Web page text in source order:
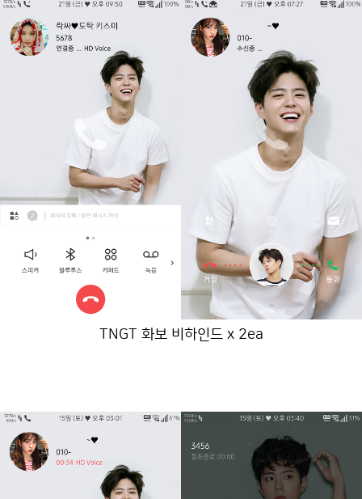
TNGT 화보 비하인드 x 2ea